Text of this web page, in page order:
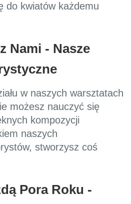
do kwiatów każdemu
Nami - Nasze
w naszych warsztatach
możesz nauczyć się
kompozycji
naszych
stworzysz coś
Pora Roku -